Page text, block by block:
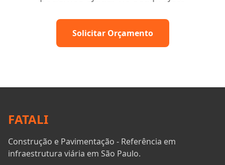
Solicitar Orçamento
FATALI
Construção e Pavimentação - Referência em
infraestrutura viária em São Paulo.